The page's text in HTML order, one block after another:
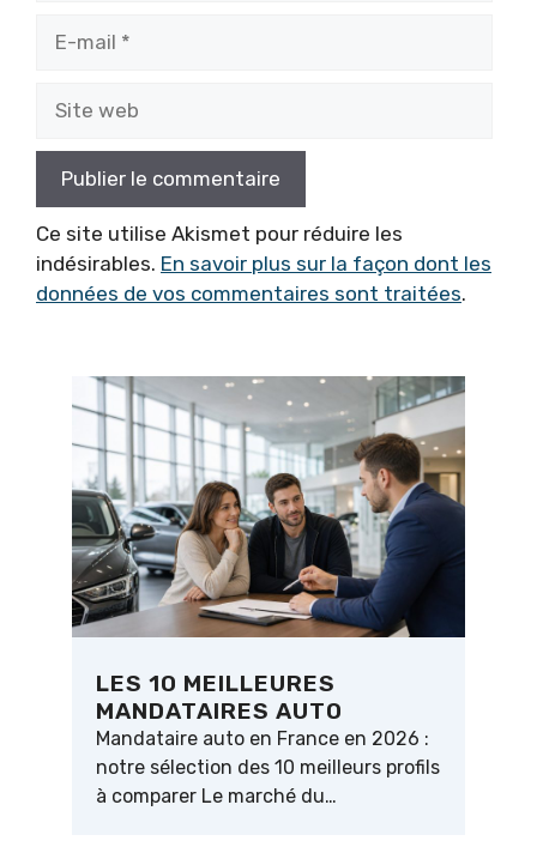
Ce site utilise Akismet pour réduire les
indésirables. En savoir plus sur la façon dont les
données de vos commentaires sont traitées.
LES 10 MEILLEURES
MANDATAIRES AUTO
Mandataire auto en France en 2026 :
notre sélection des 10 meilleurs profils
à comparer Le marché du…